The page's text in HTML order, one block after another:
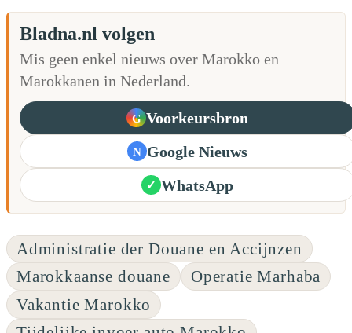
Bladna.nl volgen
Mis geen enkel nieuws over Marokko en
Marokkanen in Nederland.
G Voorkeursbron
N Google Nieuws
✓ WhatsApp
Administratie der Douane en Accijnzen
Marokkaanse douane
Operatie Marhaba
Vakantie Marokko